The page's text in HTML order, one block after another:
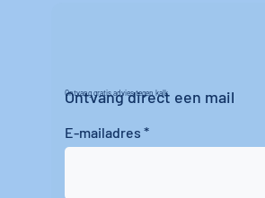
Ontvang gratis advies tegen kalk
Ontvang direct een mail
E-mailadres